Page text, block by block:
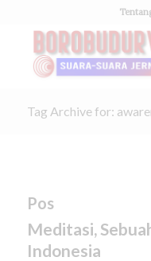
Tag Archive for:
Pos
Meditasi,
Indonesia